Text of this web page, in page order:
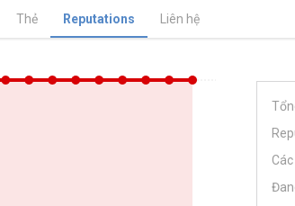
Thẻ Reputations Liên hệ